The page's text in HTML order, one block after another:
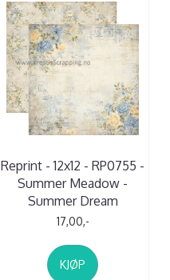
Reprint - 12x12 - RP0755 -
Summer Meadow -
Summer Dream
17,00,-
KJØP